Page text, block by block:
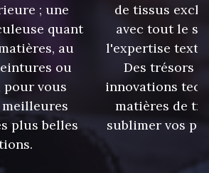
46 - Rose Zéphyr
37 - Jaune Poussin
60 - Noir
; une
quant
au
ou
pour vous
plus belles
de tissus
avec tout le
l'expertise
Des trésors
innovations
matières de
sublimer vos